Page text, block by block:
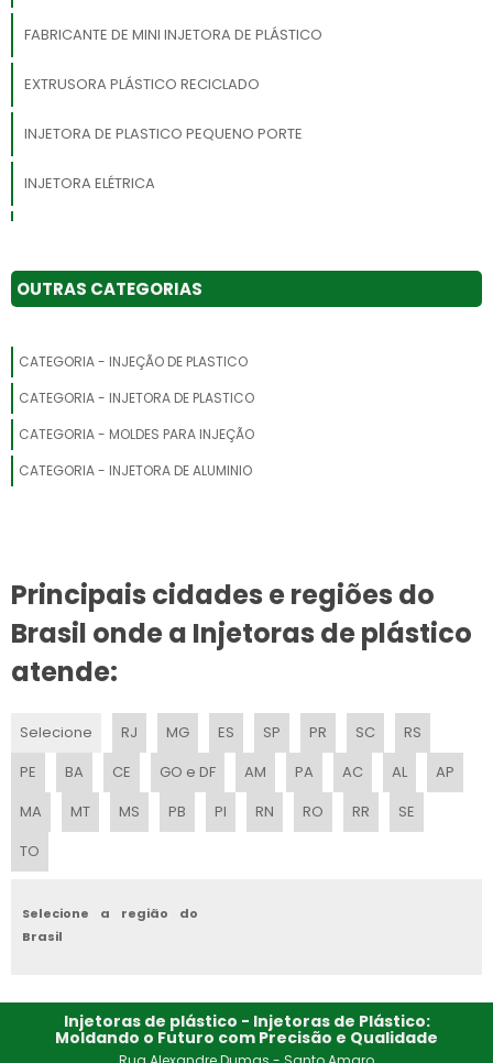
FABRICANTE DE MINI INJETORA DE PLÁSTICO
EXTRUSORA PLÁSTICO RECICLADO
INJETORA DE PLASTICO PEQUENO PORTE
INJETORA ELÉTRICA
PEÇAS PARA INJETORAS
MÁQUINA INJETORA PARA PLASTICO
MINI INJETORA DE PLÁSTICO GRANULADO SP
PREÇO DE INJETORA
FABRICANTE DE INJETORA DE PLÁSTICO GRANULADO
PEÇAS PARA INJETORAS DE PLÁSTICOS
FABRICANTE DE MINI INJETORA DE PLÁSTICO SP
PEÇAS PARA MÁQUINAS INJETORAS
MINI INJETORA DE PLÁSTICO MANUAL
PREÇO DE MINI INJETORA DE PLÁSTICO EM SP
MÁQUINA EXTRUSORA DE PLÁSTICO RECICLADO
MANUTENÇÃO INJETORAS PLASTICO
OUTRAS CATEGORIAS
CATEGORIA - INJEÇÃO DE PLASTICO
CATEGORIA - INJETORA DE PLASTICO
CATEGORIA - MOLDES PARA INJEÇÃO
CATEGORIA - INJETORA DE ALUMINIO
Principais cidades e regiões do
Brasil onde a Injetoras de plástico
atende:
Selecione RJ MG ES SP PR SC
RS
PE
BA CE GO e DF AM PA AC AL
AP
MA
MT MS PB PI RN RO RR
SE
TO
Selecione a região do
Brasil
Injetoras de plástico - Injetoras de Plástico:
Moldando o Futuro com Precisão e Qualidade